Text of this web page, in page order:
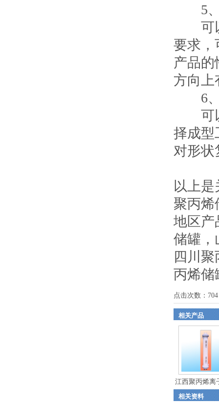
5、
可以
要求，
产品
方向上
6、
可以
择成型
对形状
以上
聚丙烯
地区
储罐 ，
四川
丙烯储
点击次数： 704
相关产品
江西聚丙烯离
柱
相关资料